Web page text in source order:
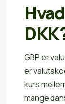
GBP er
er
kurs
mange